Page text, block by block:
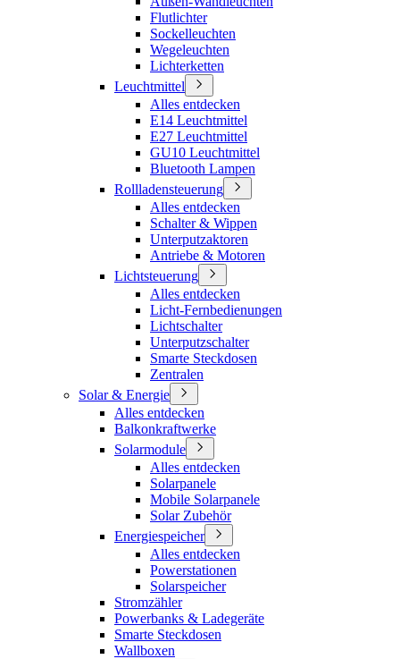
Flutlichter
Sockelleuchten
Wegeleuchten
Lichterketten
Leuchtmittel
Alles entdecken
E14 Leuchtmittel
E27 Leuchtmittel
GU10 Leuchtmittel
Bluetooth Lampen
Rollladensteuerung
Alles entdecken
Schalter & Wippen
Unterputzaktoren
Antriebe & Motoren
Lichtsteuerung
Alles entdecken
Licht-Fernbedienungen
Lichtschalter
Unterputzschalter
Smarte Steckdosen
Zentralen
Solar & Energie
Alles entdecken
Balkonkraftwerke
Solarmodule
Alles entdecken
Solarpanele
Mobile Solarpanele
Solar Zubehör
Energiespeicher
Alles entdecken
Powerstationen
Solarspeicher
Stromzähler
Powerbanks & Ladegeräte
Smarte Steckdosen
Wallboxen